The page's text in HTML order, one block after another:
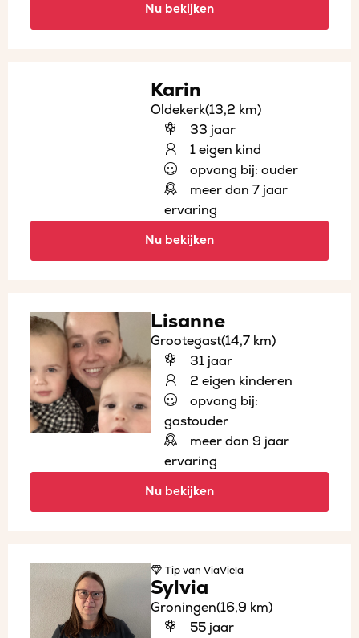
Nu bekijken
Karin
Oldekerk(13,2 km)
33 jaar
1 eigen kind
opvang bij: ouder
meer dan 7 jaar
ervaring
Nu bekijken
Lisanne
Grootegast(14,7 km)
31 jaar
2 eigen kinderen
opvang bij:
gastouder
meer dan 9 jaar
ervaring
Nu bekijken
Tipvan ViaViela
Sylvia
Groningen(16,9 km)
55 jaar